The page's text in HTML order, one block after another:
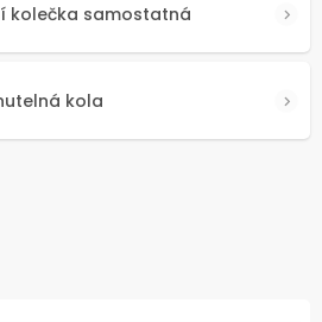
kolečka samostatná
kola